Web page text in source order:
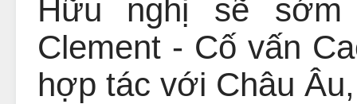
Hữu nghị sẽ
Clement - Cố vấn
hợp tác với Châu